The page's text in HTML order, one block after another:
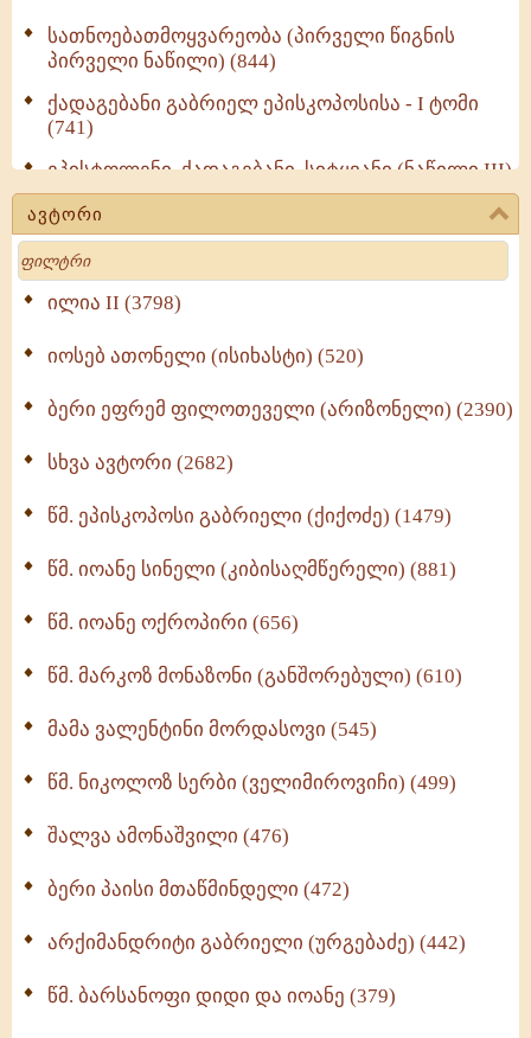
სათნოებათმოყვარეობა (პირველი წიგნის
პირველი ნაწილი) (844)
ქადაგებანი გაბრიელ ეპისკოპოსისა - I ტომი
(741)
ეპისტოლენი, ქადაგებანი, სიტყვანი (ნაწილი III)
(723)
მოძღვრის ძალზე სასარგებლო რჩევები
მრევლისათვის (545)
Wisdomge (514)
ქადაგებანი გაბრიელ ეპისკოპოსისა - II ტომი
სულიერი ცხოვრების სახელმძღვანელო -
ნაწილი II (369)
ავტორი
Search
ილია II (3798)
იოსებ ათონელი (ისიხასტი) (520)
ბერი ეფრემ ფილოთეველი (არიზონელი) (2390)
სხვა ავტორი (2682)
წმ. ეპისკოპოსი გაბრიელი (ქიქოძე) (1479)
წმ. იოანე სინელი (კიბისაღმწერელი) (881)
წმ. იოანე ოქროპირი (656)
წმ. მარკოზ მონაზონი (განშორებული) (610)
მამა ვალენტინი მორდასოვი (545)
წმ. ნიკოლოზ სერბი (ველიმიროვიჩი) (499)
შალვა ამონაშვილი (476)
ბერი პაისი მთაწმინდელი (472)
არქიმანდრიტი გაბრიელი (ურგებაძე) (442)
წმ. ბარსანოფი დიდი და იოანე (379)